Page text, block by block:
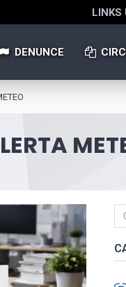
LINKS
DENUNCE